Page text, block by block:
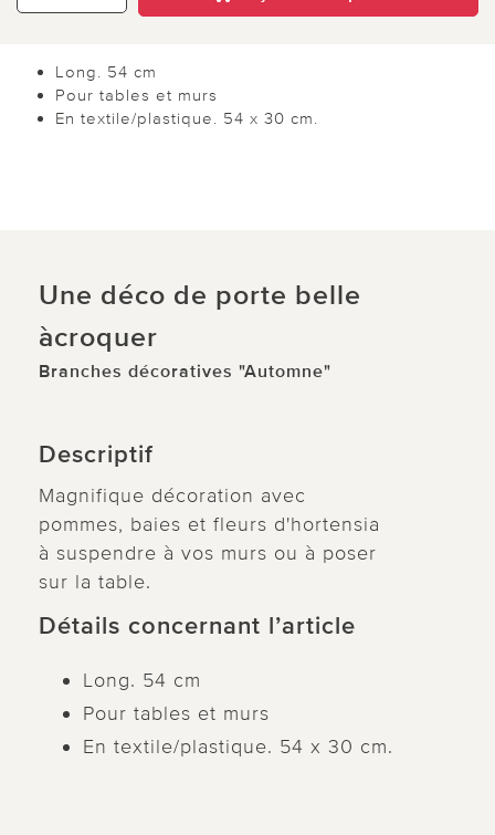
Long. 54 cm
Pour tables et murs
En textile/plastique. 54 x 30 cm.
Une déco de porte belle
àcroquer
Branches décoratives "Automne"
Descriptif
Magnifique décoration avec
pommes, baies et fleurs d'hortensia
à suspendre à vos murs ou à poser
sur la table.
Détails concernant l’article
Long. 54 cm
Pour tables et murs
En textile/plastique. 54 x 30 cm.